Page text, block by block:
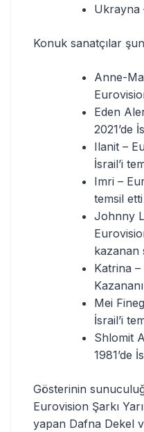
Ukrayna
Konuk sanatçılar
Anne-
Eden
2021’de
Ilanit –
İsrail’i
Imri –
temsil etti
Johnny
kazanan
Katrina
Kazananı
Mei
İsrail’i
Shlomit
1981’de
Gösterinin
Eurovision Şarkı
yapan Dafna Dekel